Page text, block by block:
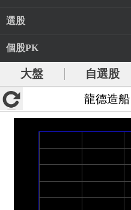
選股
個股PK
大盤 自選股
龍德造船